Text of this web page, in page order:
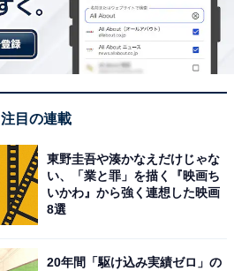
注目の連載
東野圭吾や湊かなえだけじゃな
い、「業と罪」を描く『映画ち
いかわ』から強く連想した映画
8選
20年間「駆け込み実績ゼロ」の